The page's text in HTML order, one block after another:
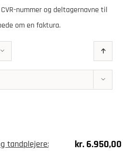
nummer og deltagernavne til
om en faktura.
tandplejere: Aligners i almen
kr.6.950,00